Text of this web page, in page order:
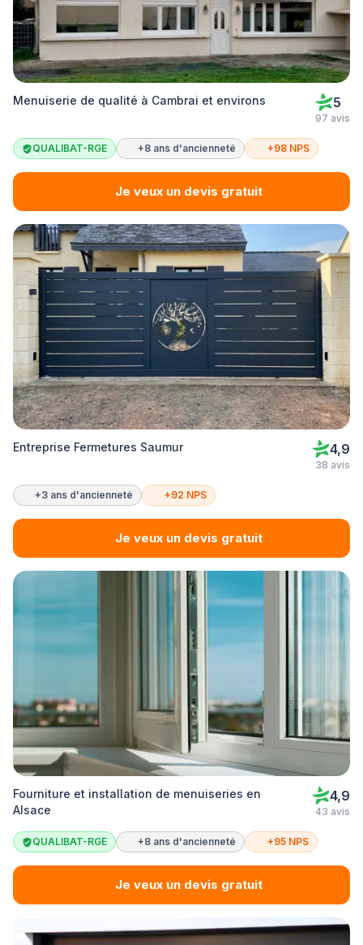
Menuiserie de qualité à Cambrai et environs 5
97 avis
QUALIBAT-RGE +8 ans d'ancienneté +98 NPS
Je veux un devis gratuit
Entreprise Fermetures Saumur 4,9
38 avis
+3 ans d'ancienneté +92 NPS
Je veux un devis gratuit
Fourniture et installation de menuiseries en
Alsace
4,9
43 avis
QUALIBAT-RGE +8 ans d'ancienneté +95 NPS
Je veux un devis gratuit